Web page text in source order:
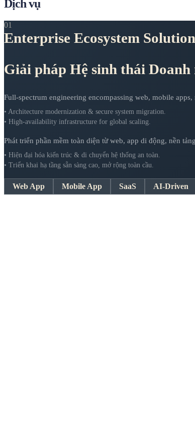
Dịch vụ
01
Enterprise Ecosystem
Giải pháp Hệ sinh thái Doanh
Full-spectrum engineering encompassing web, mobile
• Architecture modernization & secure system migration.
• High-availability infrastructure for global scaling.
Phát triển phần mềm toàn diện từ web, app di động, nền
• Hiện đại hóa kiến trúc & di chuyển hệ thống an toàn.
• Triển khai hạ tầng sẵn sàng cao, mở rộng toàn cầu.
Web App Mobile App SaaS AI-Driven